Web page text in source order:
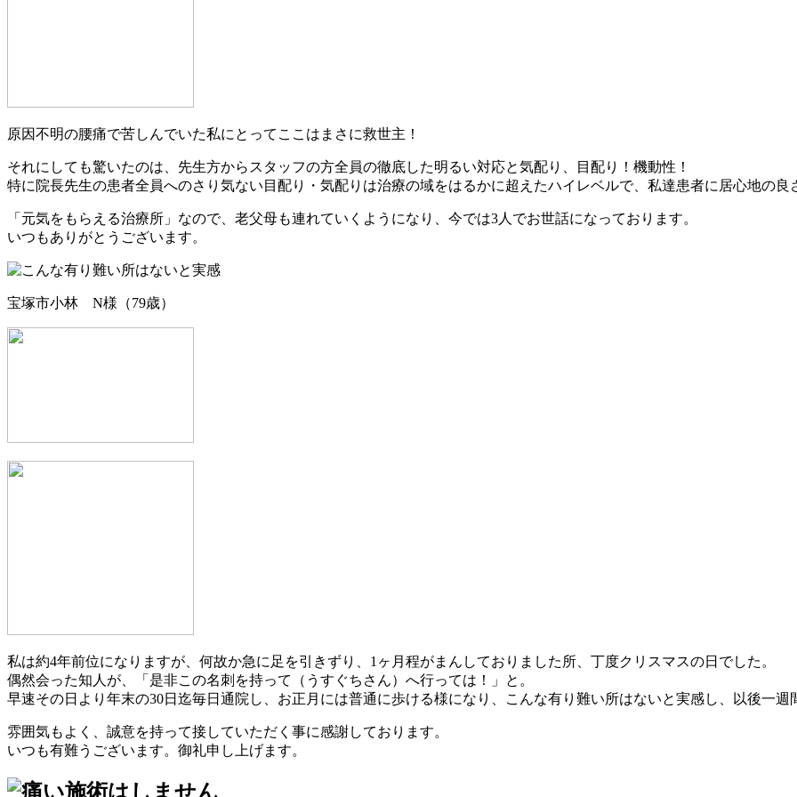
原因不明の腰痛で苦しんでいた私にとってここはまさに救世主！
それにしても驚いたのは、先生方からスタッフの方全員の徹底した明るい対応と気配り、目配り！機動性！
特に院長先生の患者全員へのさり気ない目配り・気配りは治療の域をはるかに超えたハイレベルで、私達患者に居心地の良
「元気をもらえる治療所」なので、老父母も連れていくようになり、今では3人でお世話になっております。
いつもありがとうございます。
宝塚市小林 N様（79歳）
私は約4年前位になりますが、何故か急に足を引きずり、1ヶ月程がまんしておりました所、丁度クリスマスの日でした。
偶然会った知人が、「是非この名刺を持って（うすぐちさん）へ行っては！」と。
早速その日より年末の30日迄毎日通院し、お正月には普通に歩ける様になり、こんな有り難い所はないと実感し、以後一週
雰囲気もよく、誠意を持って接していただく事に感謝しております。
いつも有難うございます。御礼申し上げます。